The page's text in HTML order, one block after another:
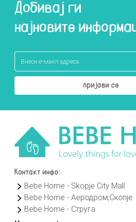
Добивај ги
најновите
Контакт инфо:
Bebe Home - Skopje City Mall
Bebe Home - Аеродром,Скопје
Bebe Home - Струга